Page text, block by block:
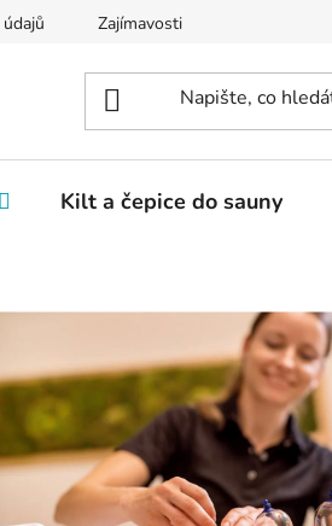
Zajímavosti
Kilt a čepice do sauny